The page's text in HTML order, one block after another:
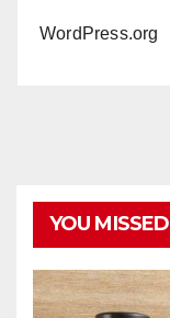
WordPress.org
YOU MISSED